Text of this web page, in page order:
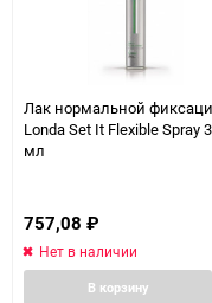
Лак нормальной
Londa Set It Flexible Spray
мл
757,08 ₽
Нет в наличии
В корзину